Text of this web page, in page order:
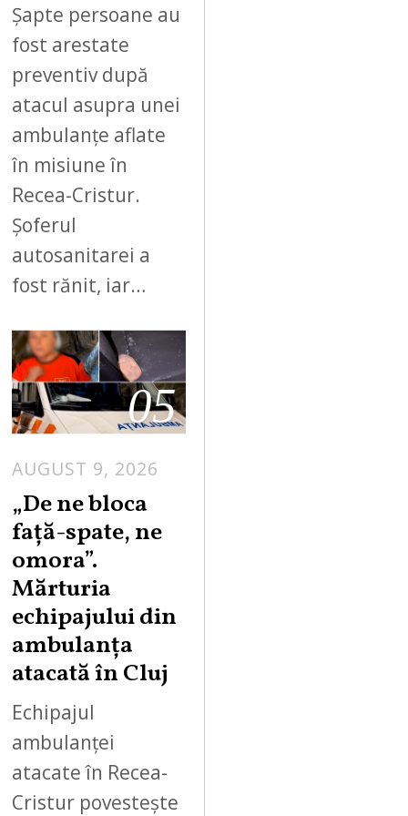
Șapte persoane au
fost arestate
preventiv după
atacul asupra unei
ambulanțe aflate
în misiune în
Recea-Cristur.
Șoferul
autosanitarei a
fost rănit, iar…
05
AUGUST 9, 2026
„De ne bloca
față-spate, ne
omora”.
Mărturia
echipajului din
ambulanța
atacată în Cluj
Echipajul
ambulanței
atacate în Recea-
Cristur povestește